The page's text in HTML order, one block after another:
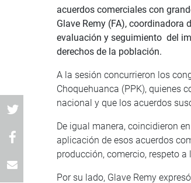
acuerdos comerciales con
Glave Remy (FA), coordinadora
evaluación y seguimiento del
derechos de la población.
A la sesión concurrieron los
Choquehuanca (PPK), quienes
nacional y que los acuerdos
De igual manera, coincidieron
aplicación de esos acuerdos
producción, comercio, respeto
Por su lado, Glave Remy